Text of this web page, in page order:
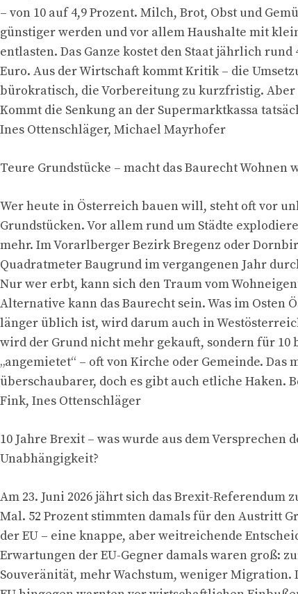
– von 10 auf 4,9 Prozent. Milch, Brot, Obst und
günstiger werden und vor allem Haushalte mit
entlasten. Das Ganze kostet den Staat jährlich
Euro. Aus der Wirtschaft kommt Kritik – die
bürokratisch, die Vorbereitung zu kurzfristig.
Kommt die Senkung an der Supermarktkassa
Ines Ottenschläger, Michael Mayrhofer
Teure Grundstücke – macht das Baurecht Wohnen
Wer heute in Österreich bauen will, steht oft vor
Grundstücken. Vor allem rund um Städte
mehr. Im Vorarlberger Bezirk Bregenz oder
Quadratmeter Baugrund im vergangenen Jahr
Nur wer erbt, kann sich den Traum vom
Alternative kann das Baurecht sein. Was im Osten
länger üblich ist, wird darum auch in
wird der Grund nicht mehr gekauft, sondern für 10
„angemietet“ – oft von Kirche oder Gemeinde. Das
überschaubarer, doch es gibt auch etliche Haken.
Fink, Ines Ottenschläger
10 Jahre Brexit – was wurde aus dem Versprechen
Unabhängigkeit?
Am 23. Juni 2026 jährt sich das Brexit-Referendum
Mal. 52 Prozent stimmten damals für den Austritt
der EU – eine knappe, aber weitreichende
Erwartungen der EU-Gegner damals waren groß:
Souveränität, mehr Wachstum, weniger